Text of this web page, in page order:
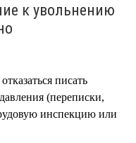
к увольнению
писать
(переписки,
инспекцию или